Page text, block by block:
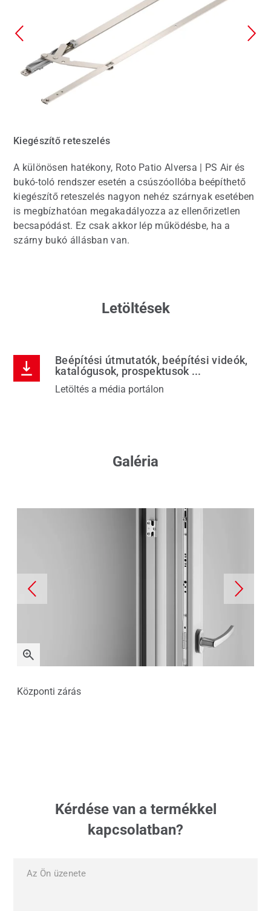
Kiegészítő reteszelés
A különösen hatékony, Roto Patio Alversa | PS Air és
bukó-toló rendszer esetén a csúszóollóba beépíthető
kiegészítő reteszelés nagyon nehéz szárnyak esetében
is megbízhatóan megakadályozza az ellenőrizetlen
becsapódást. Ez csak akkor lép működésbe, ha a
szárny bukó állásban van.
Letöltések
Beépítési útmutatók, beépítési videók,
katalógusok, prospektusok ...
Letöltés a média portálon
Galéria
Központi zárás
Kérdése van a termékkel
kapcsolatban?